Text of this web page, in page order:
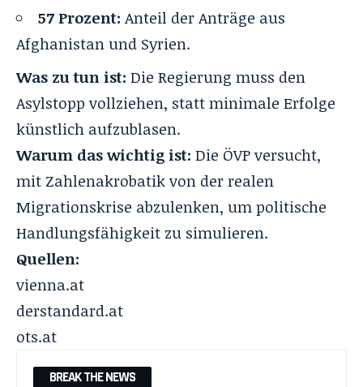
57 Prozent: Anteil der Anträge aus
Afghanistan und Syrien.
Was zu tun ist: Die Regierung muss den
Asylstopp vollziehen, statt minimale Erfolge
künstlich aufzublasen.
Warum das wichtig ist: Die ÖVP versucht,
mit Zahlenakrobatik von der realen
Migrationskrise abzulenken, um politische
Handlungsfähigkeit zu simulieren.
Quellen:
vienna.at
derstandard.at
ots.at
BREAK THE NEWS